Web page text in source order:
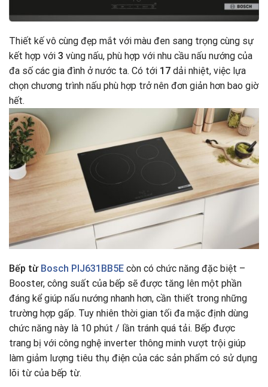
Thiết kế vô cùng đẹp mắt với màu đen sang trọng cùng sự
kết hợp với 3 vùng nấu, phù hợp với nhu cầu nấu nướng của
đa số các gia đình ở nước ta. Có tới 17 dải nhiệt, việc lựa
chọn chương trình nấu phù hợp trở nên đơn giản hơn bao giờ
hết.
Bếp từBosch PIJ631BB5E còn có chức năng đặc biệt –
Booster, công suất của bếp sẽ được tăng lên một phần
đáng kể giúp nấu nướng nhanh hơn, cần thiết trong những
trường hợp gấp. Tuy nhiên thời gian tối đa mặc định dùng
chức năng này là 10 phút / lần tránh quá tải. Bếp được
trang bị với công nghệ inverter thông minh vượt trội giúp
làm giảm lượng tiêu thụ điện của các sản phẩm có sử dụng
lõi từ của bếp từ.